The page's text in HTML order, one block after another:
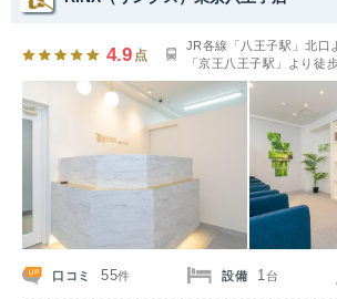
4.9 点
JR各線「八王子駅」北口
「京王八王子駅」より徒
口コミ 55件 設備 1台